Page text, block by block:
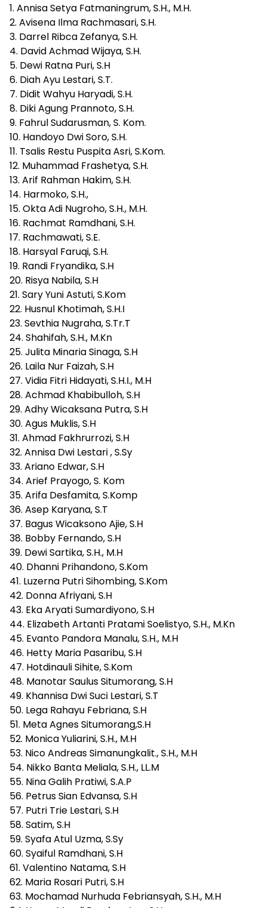
1. Annisa Setya Fatmaningrum, S.H., M.H.
2. Avisena Ilma Rachmasari, S.H.
3. Darrel Ribca Zefanya, S.H.
4. David Achmad Wijaya, S.H.
5. Dewi Ratna Puri, S.H
6. Diah Ayu Lestari, S.T.
7. Didit Wahyu Haryadi, S.H.
8. Diki Agung Prannoto, S.H.
9. Fahrul Sudarusman, S. Kom.
10. Handoyo Dwi Soro, S.H.
11. Tsalis Restu Puspita Asri, S.Kom.
12. Muhammad Frashetya, S.H.
13. Arif Rahman Hakim, S.H.
14. Harmoko, S.H.,
15. Okta Adi Nugroho, S.H., M.H.
16. Rachmat Ramdhani, S.H.
17. Rachmawati, S.E.
18. Harsyal Faruqi, S.H.
19. Randi Fryandika, S.H
20. Risya Nabila, S.H
21. Sary Yuni Astuti, S.Kom
22. Husnul Khotimah, S.H.I
23. Sevthia Nugraha, S.Tr.T
24. Shahifah, S.H., M.Kn
25. Julita Minaria Sinaga, S.H
26. Laila Nur Faizah, S.H
27. Vidia Fitri Hidayati, S.H.I., M.H
28. Achmad Khabibulloh, S.H
29. Adhy Wicaksana Putra, S.H
30. Agus Muklis, S.H
31. Ahmad Fakhrurrozi, S.H
32. Annisa Dwi Lestari , S.Sy
33. Ariano Edwar, S.H
34. Arief Prayogo, S. Kom
35. Arifa Desfamita, S.Komp
36. Asep Karyana, S.T
37. Bagus Wicaksono Ajie, S.H
38. Bobby Fernando, S.H
39. Dewi Sartika, S.H., M.H
40. Dhanni Prihandono, S.Kom
41. Luzerna Putri Sihombing, S.Kom
42. Donna Afriyani, S.H
43. Eka Aryati Sumardiyono, S.H
44. Elizabeth Artanti Pratami Soelistyo, S.H., M.Kn
45. Evanto Pandora Manalu, S.H., M.H
46. Hetty Maria Pasaribu, S.H
47. Hotdinauli Sihite, S.Kom
48. Manotar Saulus Situmorang, S.H
49. Khannisa Dwi Suci Lestari, S.T
50. Lega Rahayu Febriana, S.H
51. Meta Agnes Situmorang,S.H
52. Monica Yuliarini, S.H., M.H
53. Nico Andreas Simanungkalit., S.H., M.H
54. Nikko Banta Meliala, S.H., LL.M
55. Nina Galih Pratiwi, S.A.P
56. Petrus Sian Edvansa, S.H
57. Putri Trie Lestari, S.H
58. Satim, S.H
59. Syafa Atul Uzma, S.Sy
60. Syaiful Ramdhani, S.H
61. Valentino Natama, S.H
62. Maria Rosari Putri, S.H
63. Mochamad Nurhuda Febriansyah, S.H., M.H